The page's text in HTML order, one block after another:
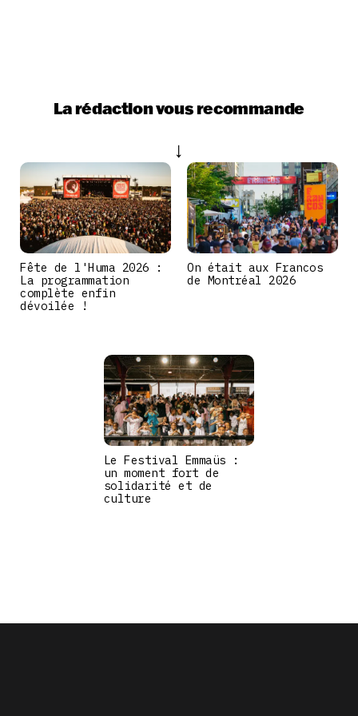
La rédaction vous recommande
Fête de l'Huma 2026 :
La programmation
complète enfin
dévoilée !
On était aux Francos
de Montréal 2026
Le Festival Emmaüs :
un moment fort de
solidarité et de
culture